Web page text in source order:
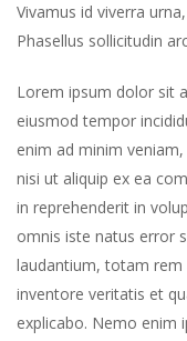
Vivamus id viverra
Phasellus sollicitudin
Lorem ipsum dolor sit
eiusmod tempor
enim ad minim
nisi ut aliquip ex ea
in reprehenderit in
omnis iste natus error
laudantium, totam rem
inventore veritatis et
explicabo. Nemo enim